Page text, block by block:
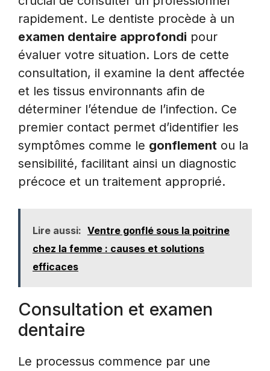
rapidement. Le dentiste procède à un
examen dentaire approfondi pour
évaluer votre situation. Lors de cette
consultation, il examine la dent affectée
et les tissus environnants afin de
déterminer l’étendue de l’infection. Ce
premier contact permet d’identifier les
symptômes comme le gonflement ou la
sensibilité, facilitant ainsi un diagnostic
précoce et un traitement approprié.
Lire aussi: Ventre gonflé sous la poitrine
chez la femme : causes et solutions
efficaces
Consultation et examen
dentaire
Le processus commence par une